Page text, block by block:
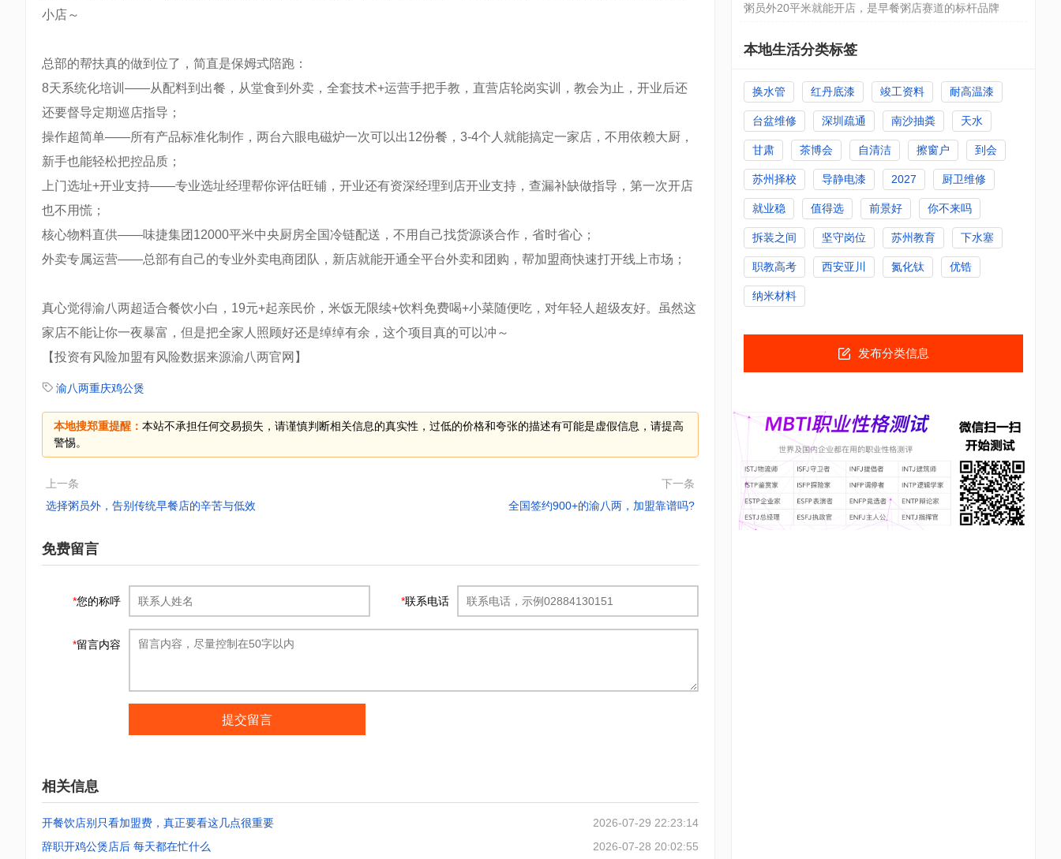
小店～
总部的帮扶真的做到位了，简直是保姆式陪跑：
8天系统化培训——从配料到出餐，从堂食到外卖，全套技术+运营手把手教，直营店轮岗实训，教会为止，开业后还
还要督导定期巡店指导；
操作超简单——所有产品标准化制作，两台六眼电磁炉一次可以出12份餐，3-4个人就能搞定一家店，不用依赖大厨，
新手也能轻松把控品质；
上门选址+开业支持——专业选址经理帮你评估旺铺，开业还有资深经理到店开业支持，查漏补缺做指导，第一次开店
也不用慌；
核心物料直供——味捷集团12000平米中央厨房全国冷链配送，不用自己找货源谈合作，省时省心；
外卖专属运营——总部有自己的专业外卖电商团队，新店就能开通全平台外卖和团购，帮加盟商快速打开线上市场；
真心觉得渝八两超适合餐饮小白，19元+起亲民价，米饭无限续+饮料免费喝+小菜随便吃，对年轻人超级友好。虽然这
家店不能让你一夜暴富，但是把全家人照顾好还是绰绰有余，这个项目真的可以冲～
【投资有风险加盟有风险数据来源渝八两官网】
渝八两重庆鸡公煲
本地搜郑重提醒： 本站不承担任何交易损失，请谨慎判断相关信息的真实性，过低的价格和夸张的描述有可能是虚假信息，请提高
警惕。
上一条
选择粥员外，告别传统早餐店的辛苦与低效
下一条
全国签约900+的渝八两，加盟靠谱吗?
免费留言
*您的称呼 *联系电话
*留言内容
提交留言
相关信息
开餐饮店别只看加盟费，真正要看这几点很重要
2026-07-29 22:23:14
辞职开鸡公煲店后 每天都在忙什么
2026-07-28 20:02:55
粥员外20平米就能开店，是早餐粥店赛道的标杆品牌
本地生活分类标签
换水管 红丹底漆 竣工资料 耐高温漆
台盆维修 深圳疏通 南沙抽粪 天水
甘肃 茶博会 自清洁 擦窗户 到会
苏州择校 导静电漆 2027 厨卫维修
就业稳 值得选 前景好 你不来吗
拆装之间 坚守岗位 苏州教育 下水塞
职教高考 西安亚川 氮化钛 优锆
纳米材料
发布分类信息